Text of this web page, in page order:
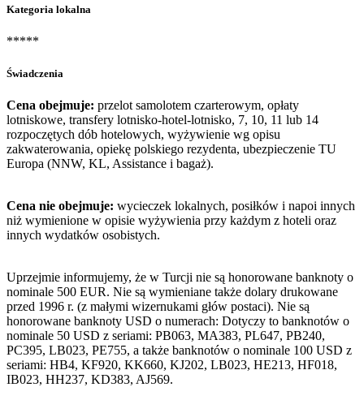
Kategoria lokalna
*****
Świadczenia
Cena obejmuje: przelot samolotem czarterowym, opłaty
lotniskowe, transfery lotnisko-hotel-lotnisko, 7, 10, 11 lub 14
rozpoczętych dób hotelowych, wyżywienie wg opisu
zakwaterowania, opiekę polskiego rezydenta, ubezpieczenie TU
Europa (NNW, KL, Assistance i bagaż).
Cena nie obejmuje: wycieczek lokalnych, posiłków i napoi innych
niż wymienione w opisie wyżywienia przy każdym z hoteli oraz
innych wydatków osobistych.
Uprzejmie informujemy, że w Turcji nie są honorowane banknoty o
nominale 500 EUR. Nie są wymieniane także dolary drukowane
przed 1996 r. (z małymi wizernukami głów postaci). Nie są
honorowane banknoty USD o numerach: Dotyczy to banknotów o
nominale 50 USD z seriami: PB063, MA383, PL647, PB240,
PC395, LB023, PE755, a także banknotów o nominale 100 USD z
seriami: HB4, KF920, KK660, KJ202, LB023, HE213, HF018,
IB023, HH237, KD383, AJ569.